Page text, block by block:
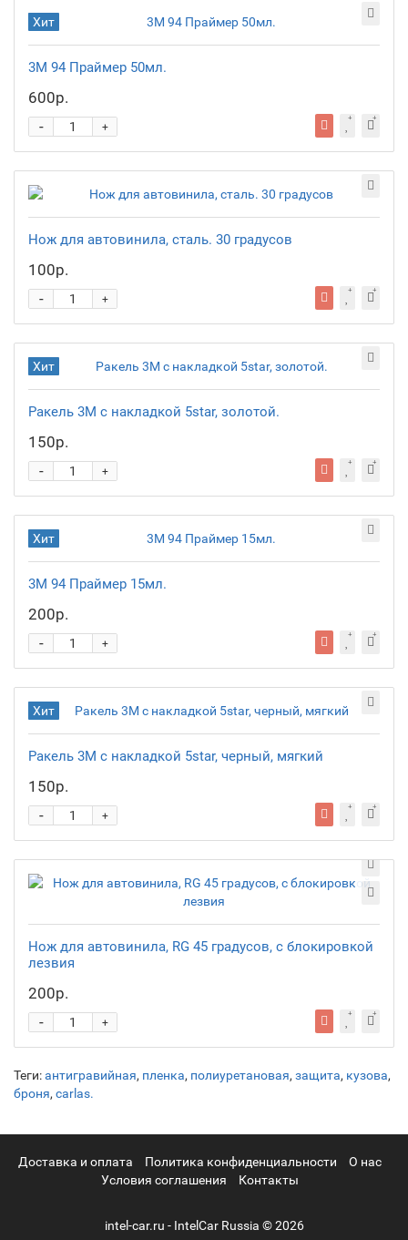
Хит
3М 94 Праймер 50мл.
600р.
+
-
Нож для автовинила, сталь. 30 градусов
100р.
+
-
Хит
Ракель 3М с накладкой 5star, золотой.
150р.
+
-
Хит
3М 94 Праймер 15мл.
200р.
+
-
Хит
Ракель 3М с накладкой 5star, черный, мягкий
150р.
+
-
Нож для автовинила, RG 45 градусов, с блокировкой
лезвия
200р.
+
-
Теги:антигравийная, пленка, полиуретановая, защита, кузова,
броня, carlas.
Доставка и оплата Политика конфиденциальности
О нас
Условия соглашения
Контакты
intel-car.ru - IntelCar Russia © 2026